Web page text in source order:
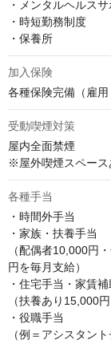
・メンタルヘルス
・時短勤務制度
・保養所
加入保険
各種保険完備（雇用
受動喫煙対策
屋内全面禁煙
※屋外喫煙スペース
各種手当
・時間外手当
・家族・扶養手当
（配偶者10,000円
円を毎月支給）
・住宅手当・家賃補
（扶養あり15,000
・役職手当
（例＝アシスタン